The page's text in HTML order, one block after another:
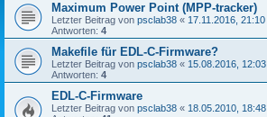
Maximum Power Point (MPP-tracker)
Letzter Beitrag von psclab38 « 17.11.2016, 21:10
Antworten: 4
Makefile für EDL-C-Firmware?
Letzter Beitrag von psclab38 « 15.08.2016, 12:03
Antworten: 4
EDL-C-Firmware
Letzter Beitrag von psclab38 « 18.05.2010, 18:48